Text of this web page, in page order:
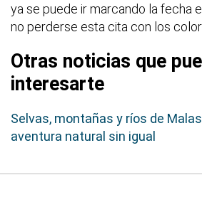
ya se puede ir marcando la fecha
no perderse esta cita con los
Otras noticias que
interesarte
Selvas, montañas y ríos de
aventura natural sin igual